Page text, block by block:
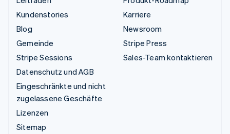
Kundenstories
Blog
Gemeinde
Stripe Sessions
Datenschutz und AGB
Eingeschränkte und nicht
zugelassene Geschäfte
Lizenzen
Sitemap
Karriere
Newsroom
Stripe Press
Sales-Team kontaktieren